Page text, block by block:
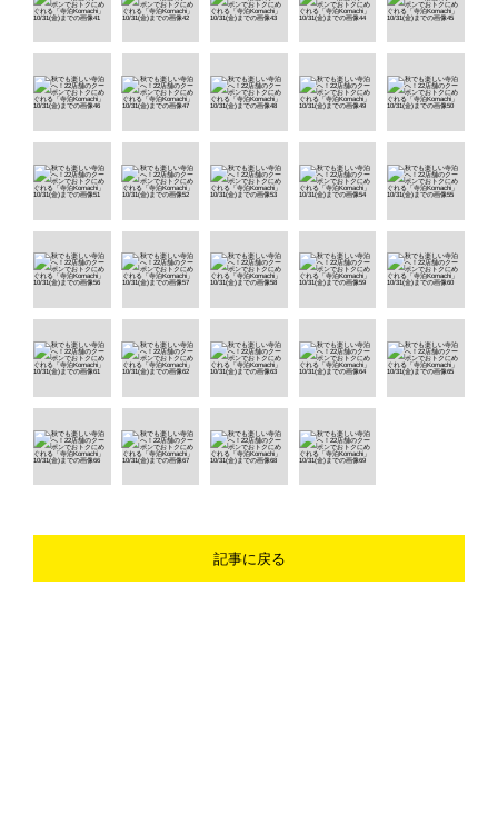
記事に戻る